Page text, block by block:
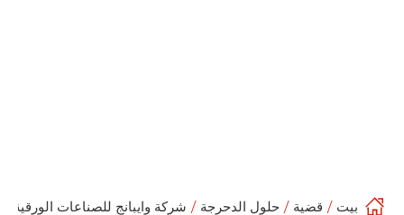
بيت / قضية / حلول الدحرجة / شركة وايبانج للصناعات الورقية